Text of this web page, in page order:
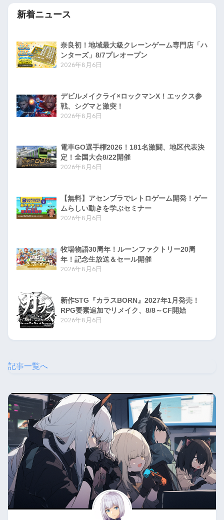
新着ニュース
奈良初！地域最大級クレーンゲーム専門店「ハ
ンターズ」8/7プレオープン
2026年8月6日
デビルメイクライ×ロックマンX！エックス参
戦、シグマと激突！
2026年8月6日
電車GO選手権2026！181名激闘、地区代表決
定！全国大会8/22開催
2026年8月6日
【無料】アセンブラでレトロゲーム開発！ゲー
ムらしい動きを学ぶセミナー
2026年8月6日
牧場物語30周年！ルーンファクトリー20周
年！記念生放送＆セール開催
2026年8月6日
新作STG『カラスBORN』2027年1月発売！
RPG要素追加でリメイク、8/8～CF開始
2026年8月6日
記事一覧へ